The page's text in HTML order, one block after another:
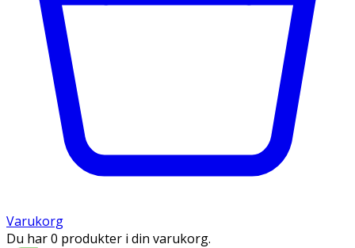
Varukorg
Du har 0 produkter i din varukorg.